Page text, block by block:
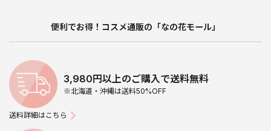
便利でお得！コスメ通販の「なの花モール」
3,980円以上のご購入で送料無料
※北海道・沖縄は送料50%OFF
送料詳細はこちら